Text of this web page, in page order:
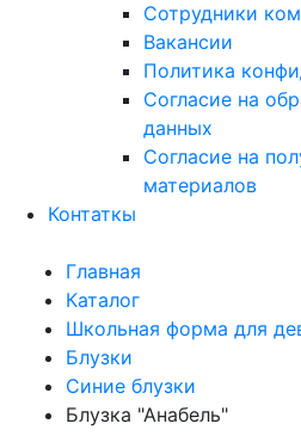
Сотрудники
Вакансии
Политика
Согласие на
данных
Согласие на
материалов
Контаткы
Главная
Каталог
Школьная форма для
Блузки
Синие блузки
Блузка "Анабель"